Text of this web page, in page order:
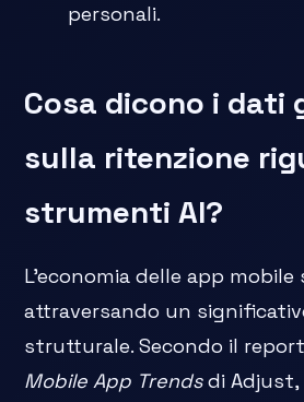
personali.
Cosa dicono i dati
sulla ritenzione
strumenti AI?
L'economia delle app mobile
attraversando un
strutturale. Secondo il
Mobile App Trendsdi Adjust,